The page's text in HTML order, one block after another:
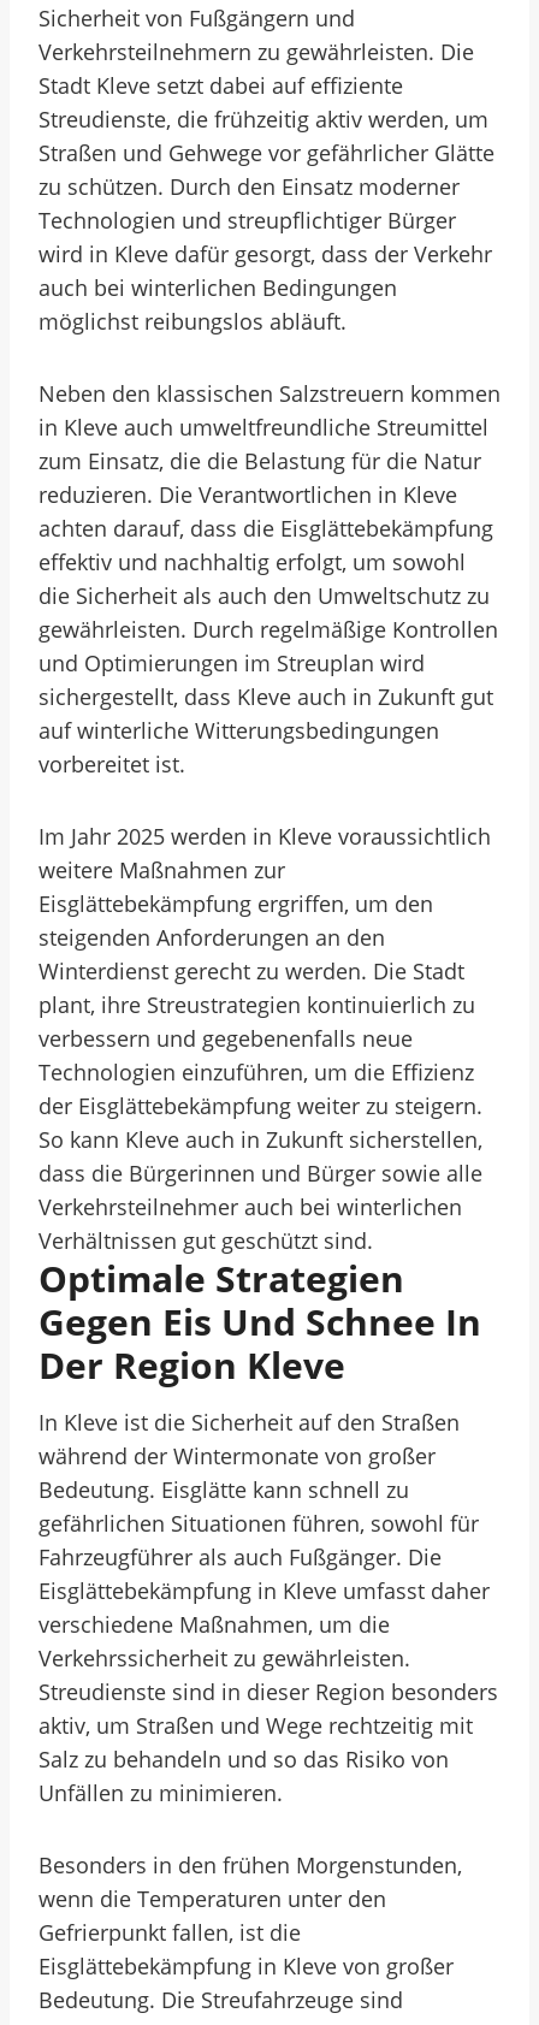
Sicherheit von Fußgängern und
Verkehrsteilnehmern zu gewährleisten. Die
Stadt Kleve setzt dabei auf effiziente
Streudienste, die frühzeitig aktiv werden, um
Straßen und Gehwege vor gefährlicher Glätte
zu schützen. Durch den Einsatz moderner
Technologien und streupflichtiger Bürger
wird in Kleve dafür gesorgt, dass der Verkehr
auch bei winterlichen Bedingungen
möglichst reibungslos abläuft.
Neben den klassischen Salzstreuern kommen
in Kleve auch umweltfreundliche Streumittel
zum Einsatz, die die Belastung für die Natur
reduzieren. Die Verantwortlichen in Kleve
achten darauf, dass die Eisglättebekämpfung
effektiv und nachhaltig erfolgt, um sowohl
die Sicherheit als auch den Umweltschutz zu
gewährleisten. Durch regelmäßige Kontrollen
und Optimierungen im Streuplan wird
sichergestellt, dass Kleve auch in Zukunft gut
auf winterliche Witterungsbedingungen
vorbereitet ist.
Im Jahr 2025 werden in Kleve voraussichtlich
weitere Maßnahmen zur
Eisglättebekämpfung ergriffen, um den
steigenden Anforderungen an den
Winterdienst gerecht zu werden. Die Stadt
plant, ihre Streustrategien kontinuierlich zu
verbessern und gegebenenfalls neue
Technologien einzuführen, um die Effizienz
der Eisglättebekämpfung weiter zu steigern.
So kann Kleve auch in Zukunft sicherstellen,
dass die Bürgerinnen und Bürger sowie alle
Verkehrsteilnehmer auch bei winterlichen
Verhältnissen gut geschützt sind.
Optimale Strategien
Gegen Eis Und Schnee In
Der Region Kleve
In Kleve ist die Sicherheit auf den Straßen
während der Wintermonate von großer
Bedeutung. Eisglätte kann schnell zu
gefährlichen Situationen führen, sowohl für
Fahrzeugführer als auch Fußgänger. Die
Eisglättebekämpfung in Kleve umfasst daher
verschiedene Maßnahmen, um die
Verkehrssicherheit zu gewährleisten.
Streudienste sind in dieser Region besonders
aktiv, um Straßen und Wege rechtzeitig mit
Salz zu behandeln und so das Risiko von
Unfällen zu minimieren.
Besonders in den frühen Morgenstunden,
wenn die Temperaturen unter den
Gefrierpunkt fallen, ist die
Eisglättebekämpfung in Kleve von großer
Bedeutung. Die Streufahrzeuge sind